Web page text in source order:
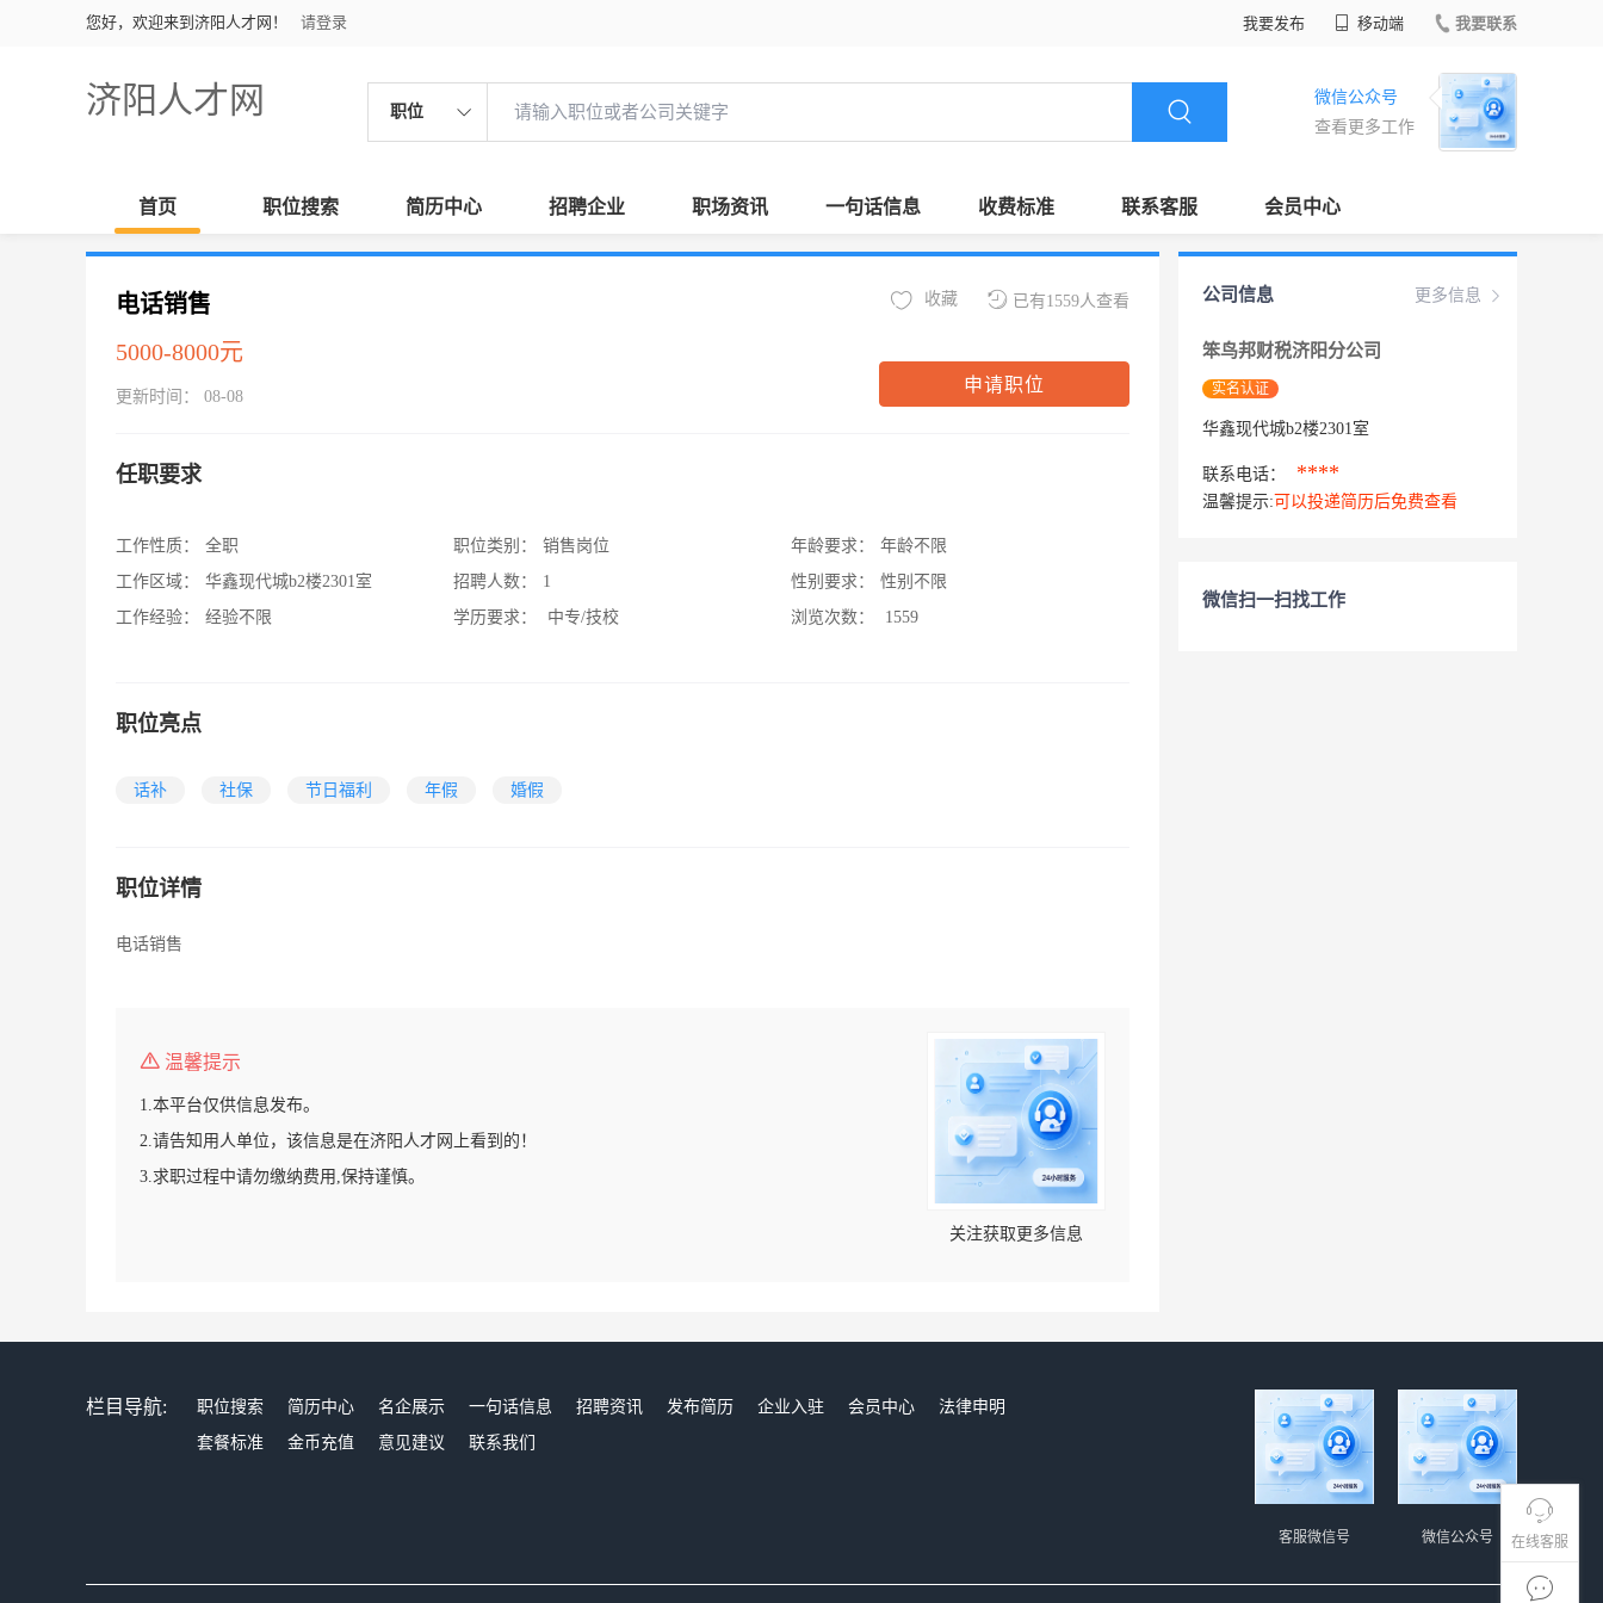
您好，欢迎来到济阳人才网！ 请登录 我要发布 移动端 我要联系
济阳人才网 职位
微信公众号
查看更多工作
首页 职位搜索 简历中心 招聘企业 职场资讯 一句话信息 收费标准 联系客服 会员中心
在线客服
电话销售
5000-8000元
更新时间： 08-08
已有1559人查看
收藏
申请职位
任职要求
工作性质：
全职
工作区域：
华鑫现代城b2楼2301室
工作经验：
经验不限
职位类别：
销售岗位
招聘人数：
1
学历要求：
中专/技校
年龄要求：
年龄不限
性别要求：
性别不限
浏览次数：
1559
职位亮点
话补 社保 节日福利 年假 婚假
职位详情
电话销售
温馨提示
1.本平台仅供信息发布。
2.请告知用人单位，该信息是在济阳人才网上看到的！
3.求职过程中请勿缴纳费用,保持谨慎。
关注获取更多信息
更多信息
公司信息
笨鸟邦财税济阳分公司
实名认证
华鑫现代城b2楼2301室
联系电话： ****
温馨提示: 可以投递简历后免费查看
微信扫一扫找工作
栏目导航: 职位搜索 简历中心 名企展示 一句话信息 招聘资讯 发布简历 企业入驻 会员中心
法律申明
套餐标准
金币充值 意见建议 联系我们
微信公众号
客服微信号